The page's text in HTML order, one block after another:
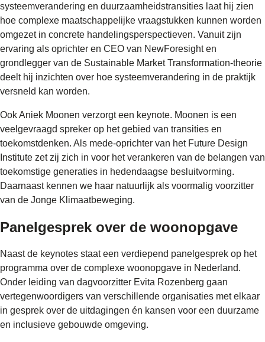
systeemverandering en duurzaamheidstransities laat hij zien
hoe complexe maatschappelijke vraagstukken kunnen worden
omgezet in concrete handelingsperspectieven. Vanuit zijn
ervaring als oprichter en CEO van NewForesight en
grondlegger van de Sustainable Market Transformation-theorie
deelt hij inzichten over hoe systeemverandering in de praktijk
versneld kan worden.
Ook Aniek Moonen verzorgt een keynote. Moonen is een
veelgevraagd spreker op het gebied van transities en
toekomstdenken. Als mede-oprichter van het Future Design
Institute zet zij zich in voor het verankeren van de belangen van
toekomstige generaties in hedendaagse besluitvorming.
Daarnaast kennen we haar natuurlijk als voormalig voorzitter
van de Jonge Klimaatbeweging.
Panelgesprek over de woonopgave
Naast de keynotes staat een verdiepend panelgesprek op het
programma over de complexe woonopgave in Nederland.
Onder leiding van dagvoorzitter Evita Rozenberg gaan
vertegenwoordigers van verschillende organisaties met elkaar
in gesprek over de uitdagingen én kansen voor een duurzame
en inclusieve gebouwde omgeving.